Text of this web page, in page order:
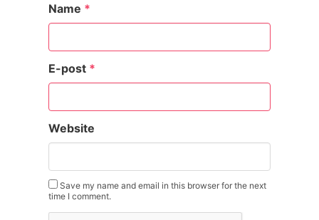
Name *
E-post *
Website
Save my name and email in this browser for the next
time I comment.